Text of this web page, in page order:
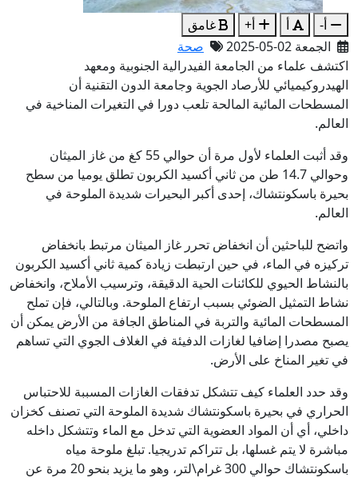
أ- أ أ+
غامق
الجمعة 02-05-2025
صحة
اكتشف علماء من الجامعة الفيدرالية الجنوبية ومعهد
الهيدروكيميائي للأرصاد الجوية وجامعة الدون التقنية أن
المسطحات المائية المالحة تلعب دورا في التغيرات المناخية في
العالم.
وقد أثبت العلماء لأول مرة أن حوالي 55 كغ من غاز الميثان
وحوالي 14.7 طن من ثاني أكسيد الكربون تطلق يوميا من سطح
بحيرة باسكونتشاك، إحدى أكبر البحيرات شديدة الملوحة في
العالم.
واتضح للباحثين أن انخفاض تحرر غاز الميثان مرتبط بانخفاض
تركيزه في الماء، في حين ارتبطت زيادة كمية ثاني أكسيد الكربون
بالنشاط الحيوي للكائنات الحية الدقيقة، وترسيب الأملاح، وانخفاض
نشاط التمثيل الضوئي بسبب ارتفاع الملوحة. وبالتالي، فإن تملح
المسطحات المائية والتربة في المناطق الجافة من الأرض يمكن أن
يصبح مصدرا إضافيا لغازات الدفيئة في الغلاف الجوي التي تساهم
في تغير المناخ على الأرض.
وقد حدد العلماء كيف تتشكل تدفقات الغازات المسببة للاحتباس
الحراري في بحيرة باسكونتشاك شديدة الملوحة التي تصنف كخزان
داخلي، أي أن المواد العضوية التي تدخل مع الماء وتتشكل داخله
مباشرة لا يتم غسلها، بل تتراكم تدريجيا. تبلغ ملوحة مياه
باسكونتشاك حوالي 300 غرام\لتر، وهو ما يزيد بنحو 20 مرة عن